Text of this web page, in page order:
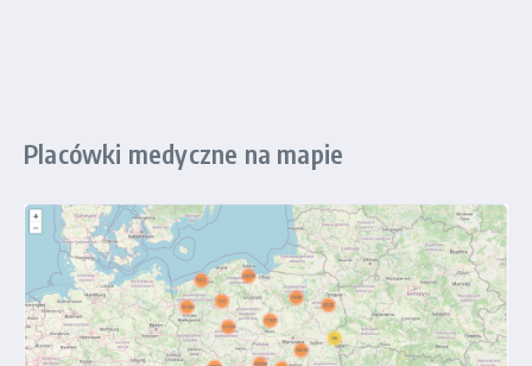
Placówki medyczne na mapie